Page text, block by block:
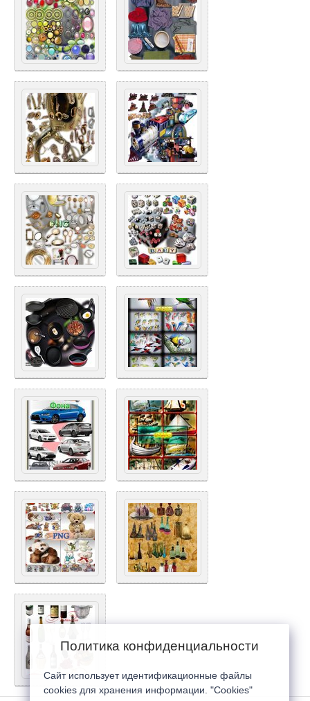
Политика конфиденциальности
Сайт использует идентификационные файлы
cookies для хранения информации. "Cookies"